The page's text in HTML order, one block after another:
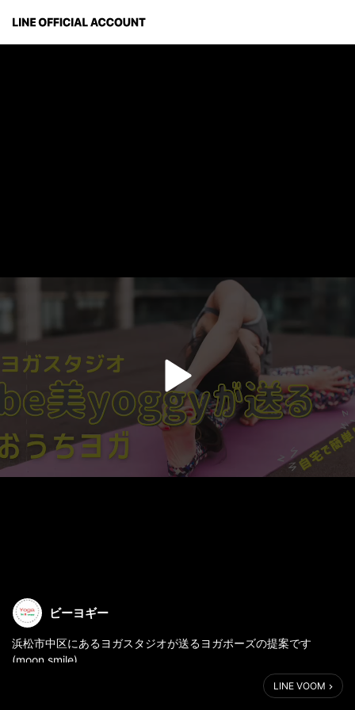
ビーヨギー
浜松市中区にあるヨガスタジオが送るヨガポーズの提案です
(moon smile)
「筋膜リリース」の提案なのですが、肩こりを解消するためには
LINE VOOM